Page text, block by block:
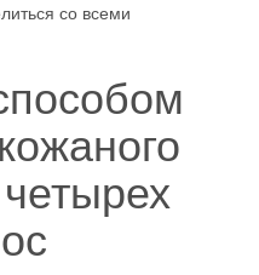
со всеми